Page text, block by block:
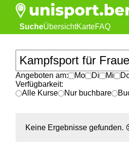
SucheÜbersichtKarteFAQ
Angeboten am: Mo Di Mi
Verfügbarkeit:
Alle Kurse
Nur buchbare
Keine Ergebnisse gefunden.